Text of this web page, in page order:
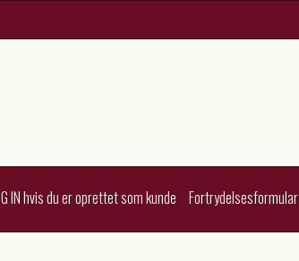
IN hvis du er oprettet som kunde Fortrydelsesformular